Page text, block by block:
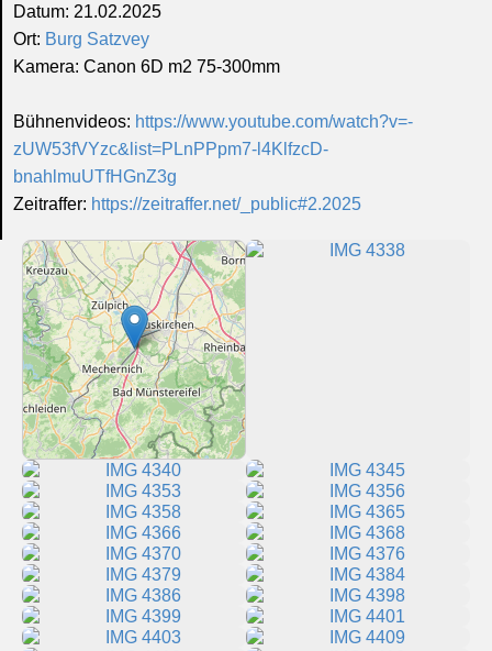
Datum: 21.02.2025
Ort: Burg Satzvey
Kamera: Canon 6D m2 75-300mm
Bühnenvideos: https://www.youtube.com/watch?v=-
zUW53fVYzc&list=PLnPPpm7-l4KlfzcD-
bnahlmuUTfHGnZ3g
Zeitraffer: https://zeitraffer.net/_public#2.2025